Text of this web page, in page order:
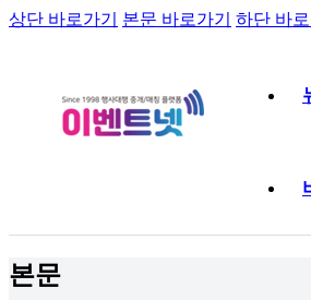
상단 바로가기 본문 바로가기 하단 바로
본문